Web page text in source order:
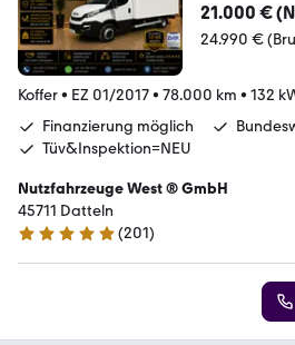
21.000 €
24.990 €
Koffer• EZ 01/2017• 78.000 km • 132
Finanzierung möglich
Tüv&Inspektion=NEU
Nutzfahrzeuge West ® GmbH
45711 Datteln
4.9 Sterne
(201)